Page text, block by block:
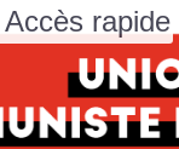
rapide